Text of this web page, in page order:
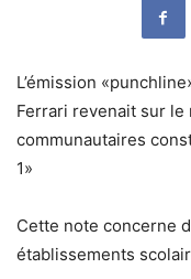
L’émission
Ferrari revenait sur
communautaires
1»
Cette note concerne
établissements